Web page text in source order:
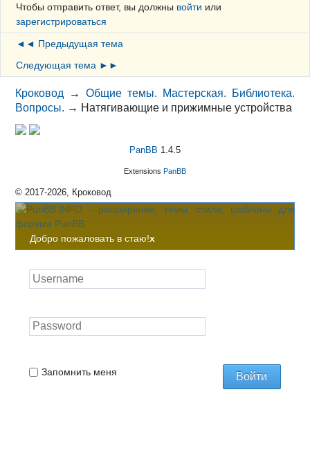
Чтобы отправить ответ, вы должны войти или
зарегистрироваться
◄◄ Предыдущая тема
Следующая тема ►►
Кроковод →Общие темы. Мастерская. Библиотека.
Вопросы. → Натягивающие и прижимные устройства
PanBB 1.4.5
Extensions PanBB
© 2017-2026, Кроковод
Добро пожаловать в стаю!x
Запомнить меня